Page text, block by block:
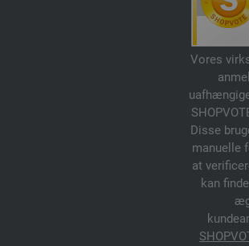
Vores
Disse
manuelle
at
kan